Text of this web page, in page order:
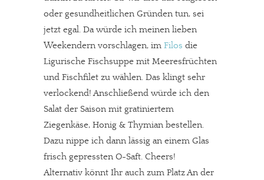
oder gesundheitlichen Gründen tun, sei
jetzt egal. Da würde ich meinen lieben
Weekendern vorschlagen, im Filos die
Ligurische Fischsuppe mit Meeresfrüchten
und Fischfilet zu wählen. Das klingt sehr
verlockend! Anschließend würde ich den
Salat der Saison mit gratiniertem
Ziegenkäse, Honig & Thymian bestellen.
Dazu nippe ich dann lässig an einem Glas
frisch gepressten O-Saft. Cheers!
Alternativ könnt Ihr auch zum Platz An der